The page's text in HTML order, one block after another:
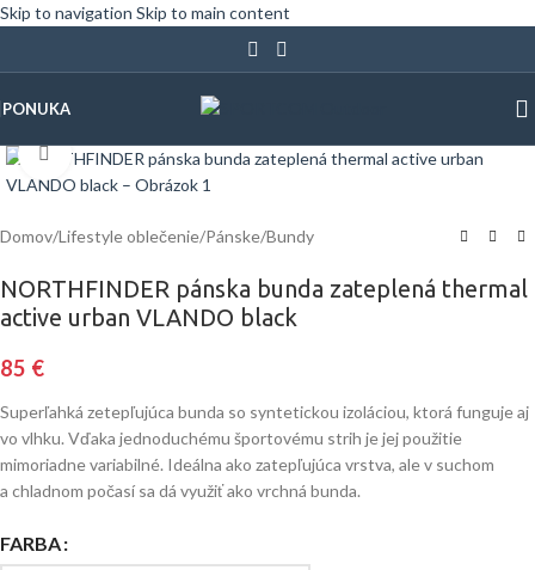
Skip to navigation Skip to main content
PONUKA
Klinite pre zväčšenie
Domov/Lifestyle oblečenie/Pánske/Bundy
NORTHFINDER pánska bunda zateplená thermal
active urban VLANDO black
85 €
Superľahká zetepľujúca bunda so syntetickou izoláciou, ktorá funguje aj
vo vlhku. Vďaka jednoduchému športovému strih je jej použitie
mimoriadne variabilné. Ideálna ako zatepľujúca vrstva, ale v suchom
a chladnom počasí sa dá využiť ako vrchná bunda.
FARBA